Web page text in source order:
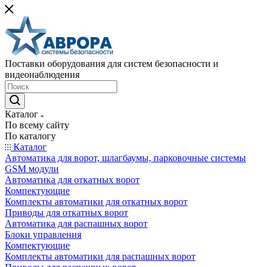
Поставки оборудования для систем безопасности и
видеонаблюдения
Каталог
По всему сайту
По каталогу
Каталог
Автоматика для ворот, шлагбаумы, парковочные системы
GSM модули
Автоматика для откатных ворот
Компектующие
Комплекты автоматики для откатных ворот
Приводы для откатных ворот
Автоматика для распашных ворот
Блоки управления
Компектующие
Комплекты автоматики для распашных ворот